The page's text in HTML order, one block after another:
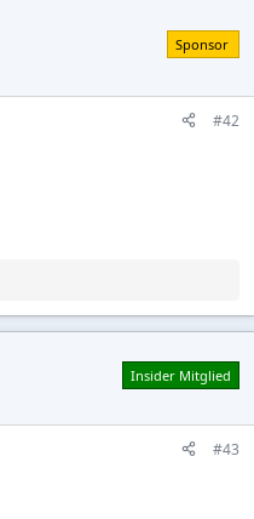
Sponsor
#42
Insider Mitglied
#43